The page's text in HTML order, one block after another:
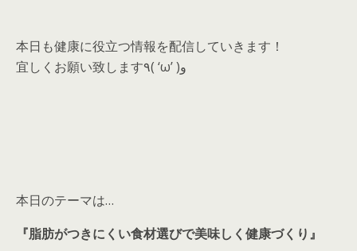
本日も健康に役立つ情報を配信していきます！
宜しくお願い致します٩( ‘ω’ )و
本日のテーマは…
『脂肪がつきにくい食材選びで美味しく健康づくり』